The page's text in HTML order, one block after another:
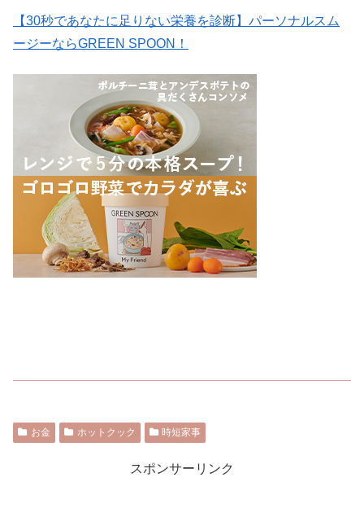
【30秒であなたに足りない栄養を診断】パーソナルスム
ージーならGREEN SPOON！
お金 ホットクック 時短家事
スポンサーリンク